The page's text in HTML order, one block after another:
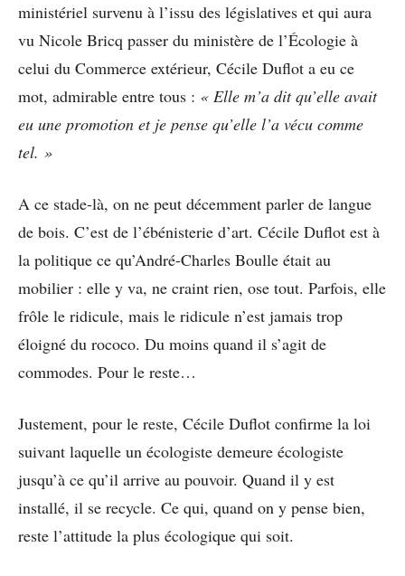
ministériel survenu à l’issu des législatives et qui aura
vu Nicole Bricq passer du ministère de l’Écologie à
celui du Commerce extérieur, Cécile Duflot a eu ce
mot, admirable entre tous : « Elle m’a dit qu’elle avait
eu une promotion et je pense qu’elle l’a vécu comme
tel. »
A ce stade-là, on ne peut décemment parler de langue
de bois. C’est de l’ébénisterie d’art. Cécile Duflot est à
la politique ce qu’André-Charles Boulle était au
mobilier : elle y va, ne craint rien, ose tout. Parfois, elle
frôle le ridicule, mais le ridicule n’est jamais trop
éloigné du rococo. Du moins quand il s’agit de
commodes. Pour le reste…
Justement, pour le reste, Cécile Duflot confirme la loi
suivant laquelle un écologiste demeure écologiste
jusqu’à ce qu’il arrive au pouvoir. Quand il y est
installé, il se recycle. Ce qui, quand on y pense bien,
reste l’attitude la plus écologique qui soit.